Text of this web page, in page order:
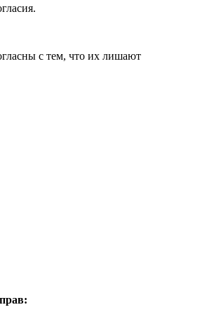
с тем, что их лишают